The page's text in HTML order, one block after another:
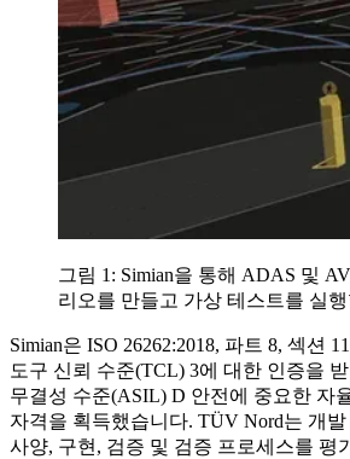
그림 1: Simian을 통해 ADAS 및
리오를 만들고 가상 테스트를 실
Simian은 ISO 26262:2018, 파트 8, 섹션
도구 신뢰 수준(TCL) 3에 대한 인증을
무결성 수준(ASIL) D 안전에 중요한 자
자격을 획득했습니다. TÜV Nord는 개
사양, 구현, 검증 및 검증 프로세스를 평